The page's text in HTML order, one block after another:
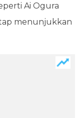
Ai Ogura
menunjukkan